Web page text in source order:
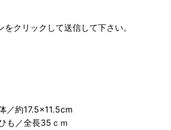
リックして送信して下さい。
／約17.5×11.5cm
も／全長35ｃｍ